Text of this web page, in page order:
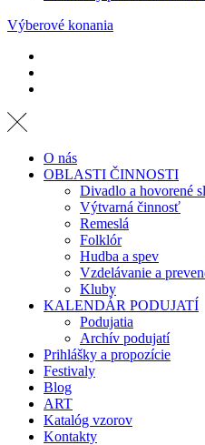
Výberové konania
O nás
OBLASTI ČINNOSTI
Divadlo a hovorené
Výtvarná činnosť
Remeslá
Folklór
Hudba a spev
Vzdelávanie a
Kluby
KALENDÁR PODUJATÍ
Podujatia
Archív podujatí
Prihlášky a propozície
Festivaly
Blog
ART
Katalóg vzorov
Kontakty